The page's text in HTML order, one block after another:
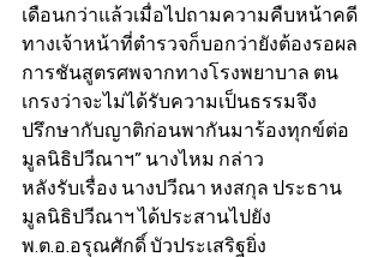
เดือนกว่าแล้วเมื่อไปถามความคืบหน้าคดี
ทางเจ้าหน้าที่ตำรวจก็บอกว่ายังต้องรอผล
การชันสูตรศพจากทางโรงพยาบาล ตน
เกรงว่าจะไม่ได้รับความเป็นธรรมจึง
ปรึกษากับญาติก่อนพากันมาร้องทุกข์ต่อ
มูลนิธิปวีณาฯ” นางไหม กล่าว
หลังรับเรื่อง นางปวีณา หงสกุล ประธาน
มูลนิธิปวีณาฯ ได้ประสานไปยัง
พ.ต.อ.อรุณศักดิ์ บัวประเสริฐยิ่ง